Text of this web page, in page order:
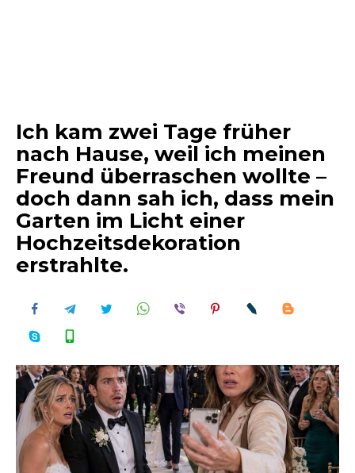
Ich kam zwei Tage früher
nach Hause, weil ich meinen
Freund überraschen wollte –
doch dann sah ich, dass mein
Garten im Licht einer
Hochzeitsdekoration
erstrahlte.